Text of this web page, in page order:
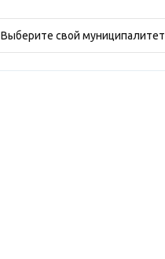
Выберите свой муниципалитет